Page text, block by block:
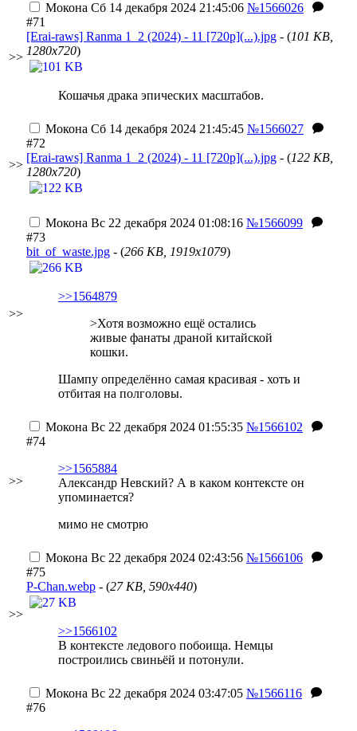
>>
Мокона Сб 14 декабря 2024 21:45:06 №1566026
#71
[Erai-raws] Ranma 1_2 (2024) - 11 [720p](...).jpg - (101 KB,
1280x720)
Кошачья драка эпических масштабов.
>>
Мокона Сб 14 декабря 2024 21:45:45 №1566027
#72
[Erai-raws] Ranma 1_2 (2024) - 11 [720p](...).jpg - (122 KB,
1280x720)
>>
Мокона Вс 22 декабря 2024 01:08:16 №1566099
#73
bit_of_waste.jpg - (266 KB, 1919x1079)
>>1564879
>Хотя возможно ещё остались
живые фанаты драной китайской
кошки.
Шампу определённо самая красивая - хоть и
отбитая на полголовы.
>>
Мокона Вс 22 декабря 2024 01:55:35 №1566102
#74
>>1565884
Александр Невский? А в каком контексте он
упоминается?
мимо не смотрю
>>
Мокона Вс 22 декабря 2024 02:43:56 №1566106
#75
P-Chan.webp - (27 KB, 590x440)
>>1566102
В контексте ледового побоища. Немцы
построились свиньёй и потонули.
Мокона Вс 22 декабря 2024 03:47:05 №1566116
#76